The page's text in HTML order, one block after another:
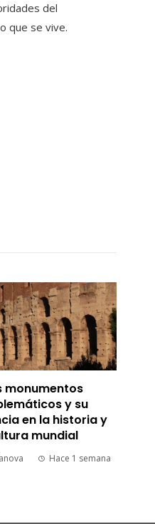
del
que se vive.
monumentos
y su
en la historia y
mundial
Hace 1 semana